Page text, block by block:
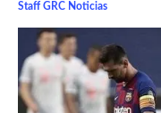
Staff GRC Noticias